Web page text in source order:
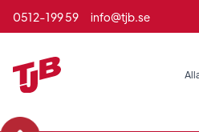
0512-199 59 info@tjb.se